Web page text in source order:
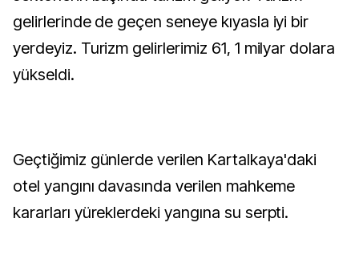
gelirlerinde de geçen seneye kıyasla iyi bir
yerdeyiz. Turizm gelirlerimiz 61, 1 milyar dolara
yükseldi.
Geçtiğimiz günlerde verilen Kartalkaya'daki
otel yangını davasında verilen mahkeme
kararları yüreklerdeki yangına su serpti.